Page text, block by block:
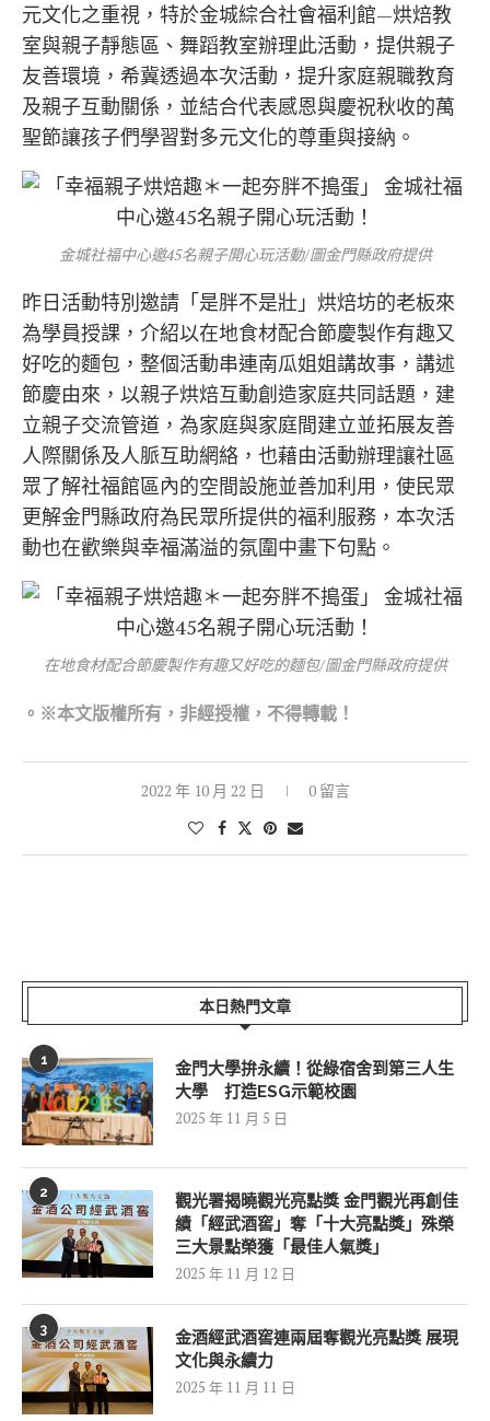
元文化之重視，特於金城綜合社會福利館—烘焙教
室與親子靜態區、舞蹈教室辦理此活動，提供親子
友善環境，希冀透過本次活動，提升家庭親職教育
及親子互動關係，並結合代表感恩與慶祝秋收的萬
聖節讓孩子們學習對多元文化的尊重與接納。
金城社福中心邀45名親子開心玩活動/圖金門縣政府提供
昨日活動特別邀請「是胖不是壯」烘焙坊的老板來
為學員授課，介紹以在地食材配合節慶製作有趣又
好吃的麵包，整個活動串連南瓜姐姐講故事，講述
節慶由來，以親子烘焙互動創造家庭共同話題，建
立親子交流管道，為家庭與家庭間建立並拓展友善
人際關係及人脈互助網絡，也藉由活動辦理讓社區
眾了解社福館區內的空間設施並善加利用，使民眾
更解金門縣政府為民眾所提供的福利服務，本次活
動也在歡樂與幸福滿溢的氛圍中畫下句點。
在地食材配合節慶製作有趣又好吃的麵包/圖金門縣政府提供
。※本文版權所有，非經授權，不得轉載！
2022 年 10 月 22 日 0 留言
本日熱門文章
1
金門大學拚永續！從綠宿舍到第三人生
大學 打造ESG示範校園
2025 年 11 月 5 日
2
觀光署揭曉觀光亮點獎 金門觀光再創佳
績「經武酒窖」奪「十大亮點獎」殊榮
三大景點榮獲「最佳人氣獎」
2025 年 11 月 12 日
3
金酒經武酒窖連兩屆奪觀光亮點獎 展現
文化與永續力
2025 年 11 月 11 日